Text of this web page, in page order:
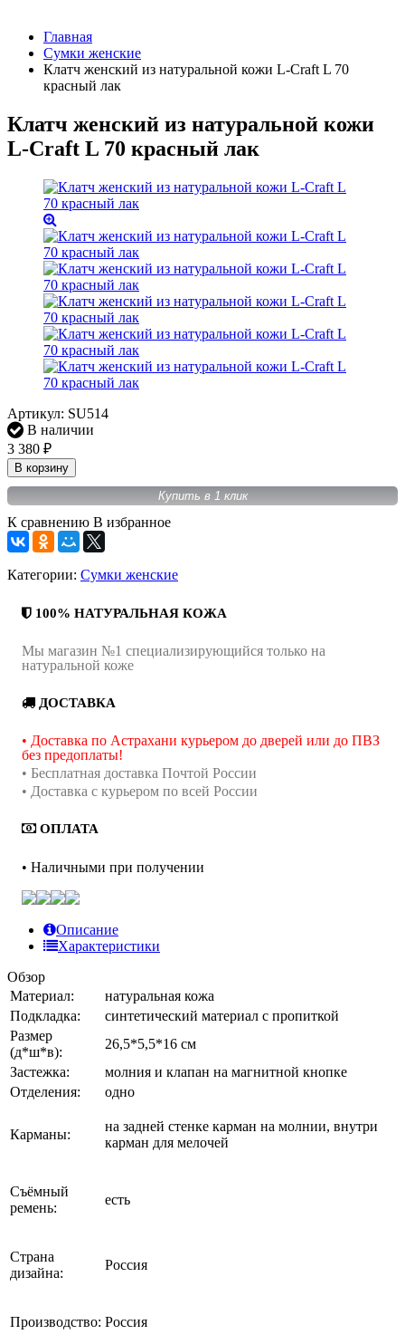
Главная
Сумки женские
Клатч женский из натуральной кожи L-Craft L 70
красный лак
Клатч женский из натуральной кожи
L-Craft L 70 красный лак
Артикул: SU514
В наличии
3 380 ₽
В корзину
Купить в 1 клик
К сравнению В избранное
Категории: Сумки женские
100% НАТУРАЛЬНАЯ КОЖА
Мы магазин №1 специализирующийся только на
натуральной коже
ДОСТАВКА
• Доставка по Астрахани курьером до дверей или до ПВЗ
без предоплаты!
• Бесплатная доставка Почтой России
• Доставка с курьером по всей России
ОПЛАТА
• Наличными при получении
Описание
Характеристики
Обзор
Материал:
натуральная кожа
Подкладка:
синтетический материал с пропиткой
Размер
(д*ш*в):
26,5*5,5*16 см
Застежка:
молния и клапан на магнитной кнопке
Отделения:
одно
Карманы:
на задней стенке карман на молнии, внутри
карман для мелочей
Съёмный
ремень:
есть
Страна
дизайна:
Россия
Производство: Россия